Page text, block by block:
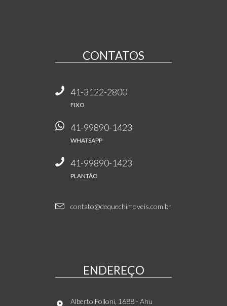
CONTATOS
41-3122-2800
FIXO
41-99890-1423
WHATSAPP
41-99890-1423
PLANTÃO
contato@dequechimoveis.com.br
ENDEREÇO
Alberto Folloni, 1688- Ahu